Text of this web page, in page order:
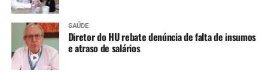
SAÚDE
Diretor do HU rebate denúncia de falta de insumos
e atraso de salários